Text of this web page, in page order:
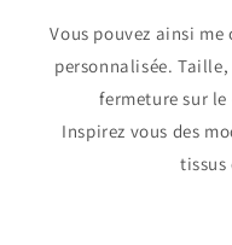
Vous pouvez ainsi
personnalisée.
fermeture sur
Inspirez vous des
tissus